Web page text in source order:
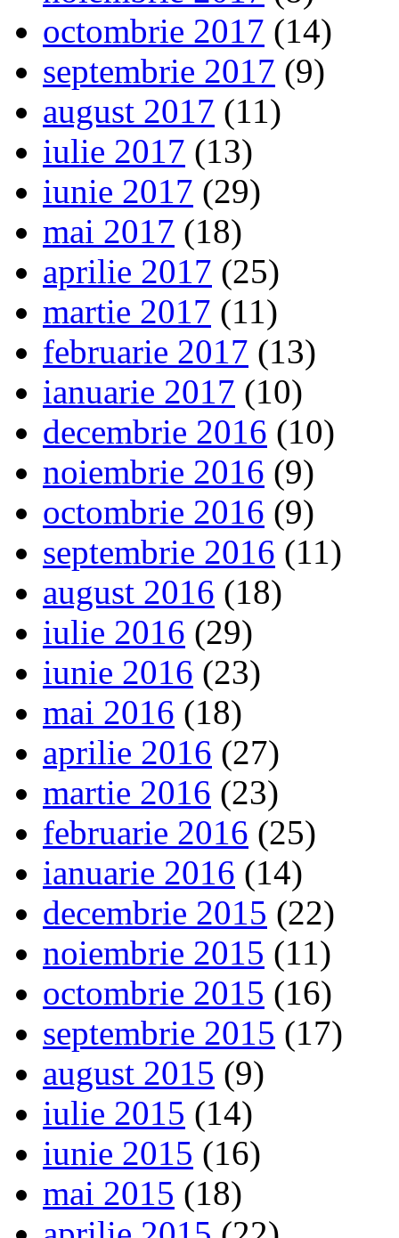
octombrie 2017 (14)
septembrie 2017 (9)
august 2017 (11)
iulie 2017 (13)
iunie 2017 (29)
mai 2017 (18)
aprilie 2017 (25)
martie 2017 (11)
februarie 2017 (13)
ianuarie 2017 (10)
decembrie 2016 (10)
noiembrie 2016 (9)
octombrie 2016 (9)
septembrie 2016 (11)
august 2016 (18)
iulie 2016 (29)
iunie 2016 (23)
mai 2016 (18)
aprilie 2016 (27)
martie 2016 (23)
februarie 2016 (25)
ianuarie 2016 (14)
decembrie 2015 (22)
noiembrie 2015 (11)
octombrie 2015 (16)
septembrie 2015 (17)
august 2015 (9)
iulie 2015 (14)
iunie 2015 (16)
mai 2015 (18)